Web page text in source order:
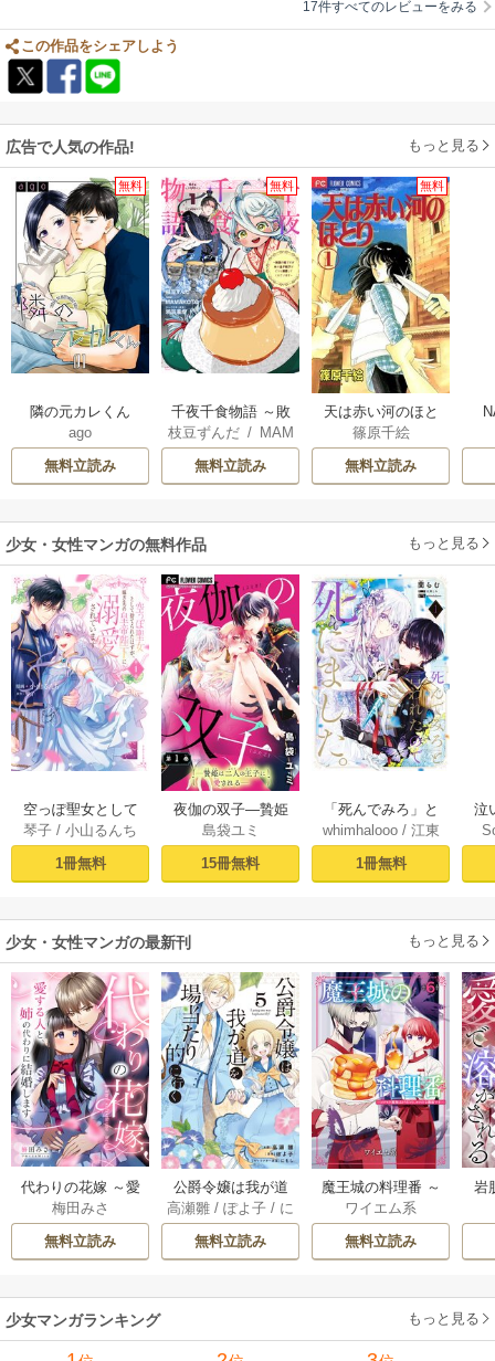
17件すべてのレビューをみる
この作品をシェアしよう
広告で人気の作品! もっと見る
無料
隣の元カレくん
ago
無料立読み
無料
千夜千食物語 ～敗
国の姫ですが氷の
皇子殿下がどうも
溺愛してくれてい
枝豆ずんだ/ MAM
AKOTO / 鴉羽凛燈
無料立読み
無料
天は赤い河のほと
り
篠原千絵
無料立読み
少女・女性マンガの無料作品 もっと見る
空っぽ聖女として
捨てられたはず
が、嫁ぎ先の皇帝
陛下に溺愛されて
シーモア限定版】
琴子 /小山るんち
1冊無料
夜伽の双子―贄姫
は二人の王子に愛
される―【マイク
ロ】 1
島袋ユミ
15冊無料
「死んでみろ」と
言われたので死に
ました。 1
whimhalooo/ 江東
しろ/ 蘭らむ
1冊無料
泣
少女・女性マンガの最新刊 もっと見る
代わりの花嫁 ～愛
する人と、姉の代
わりに結婚します
～ 18巻
梅田みさ
無料立読み
公爵令嬢は我が道
を場当たり的に行
く 5巻
高瀬雛 /ぽよ子 / に
もし
無料立読み
魔王城の料理番 ～
コワモテ魔族ばか
りだけど、ホワイ
トな職場です～ 6巻
ワイエム系
無料立読み
岩
少女マンガランキング もっと見る